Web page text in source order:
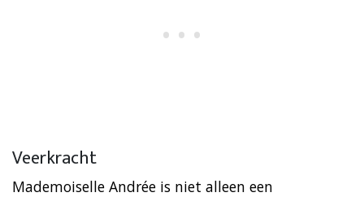
Veerkracht
Mademoiselle Andrée is niet alleen een